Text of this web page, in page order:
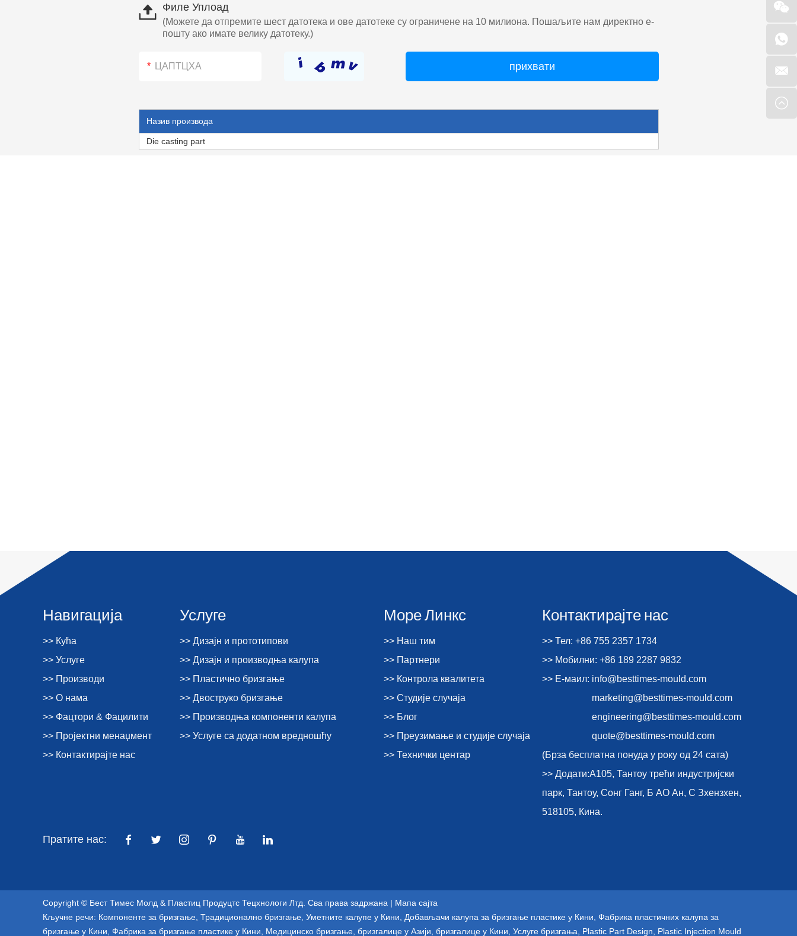
Филе Уплоад
(Можете да отпремите шест датотека и ове датотеке су ограничене на 10 милиона. Пошаљите нам директно е-
пошту ако имате велику датотеку.)
Назив производа
Die casting part
Навигација
>> Кућа
>> Услуге
>> Производи
>> О нама
>> Фацтори & Фацилити
>> Пројектни менаџмент
>> Контактирајте нас
Услуге
>> Дизајн и прототипови
>> Дизајн и производња калупа
>> Пластично бризгање
>> Двоструко бризгање
>> Производња компоненти калупа
>> Услуге са додатном вредношћу
Море Линкс
>> Наш тим
>> Партнери
>> Контрола квалитета
>> Студије случаја
>> Блог
>> Преузимање и студије случаја
>> Технички центар
Контактирајте нас
>> Тел: +86 755 2357 1734
>> Мобилни: +86 189 2287 9832
>> Е-маил: info@besttimes-mould.com
marketing@besttimes-mould.com
engineering@besttimes-mould.com
quote@besttimes-mould.com
(Брза бесплатна понуда у року од 24 сата)
>> Додати:А105, Тантоу трећи индустријски
парк, Тантоу, Сонг Ганг, Б АО Ан, С Зхензхен,
518105, Кина.
Пратите нас:
Copyright © Бест Тимес Молд & Пластиц Продуцтс Тецхнологи Лтд. Сва права задржана | Мапа сајта
Кључне речи: Компоненте за бризгање Традиционално бризгање Уметните калупе у Кини Добављачи калупа за бризгање пластике у Кини Фабрика пластичних калупа за
бризгање у Кини Фабрика за бризгање пластике у Кини Медицинско бризгање бризгалице у Азији бризгалице у Кини Услуге бризгања Plastic Part Design Plastic Injection Mould